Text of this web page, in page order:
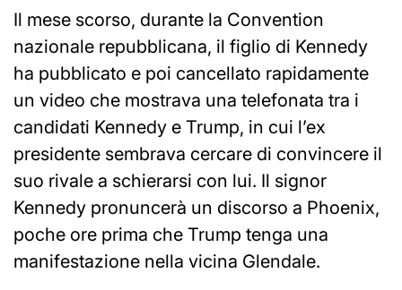
Il mese scorso, durante la Convention
nazionale repubblicana, il figlio di Kennedy
ha pubblicato e poi cancellato rapidamente
un video che mostrava una telefonata tra i
candidati Kennedy e Trump, in cui l’ex
presidente sembrava cercare di convincere il
suo rivale a schierarsi con lui. Il signor
Kennedy pronuncerà un discorso a Phoenix,
poche ore prima che Trump tenga una
manifestazione nella vicina Glendale.